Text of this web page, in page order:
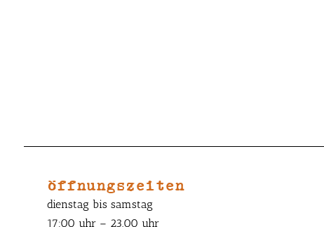
öffnungszeiten
dienstag bis samstag
17:00 uhr – 23.00 uhr